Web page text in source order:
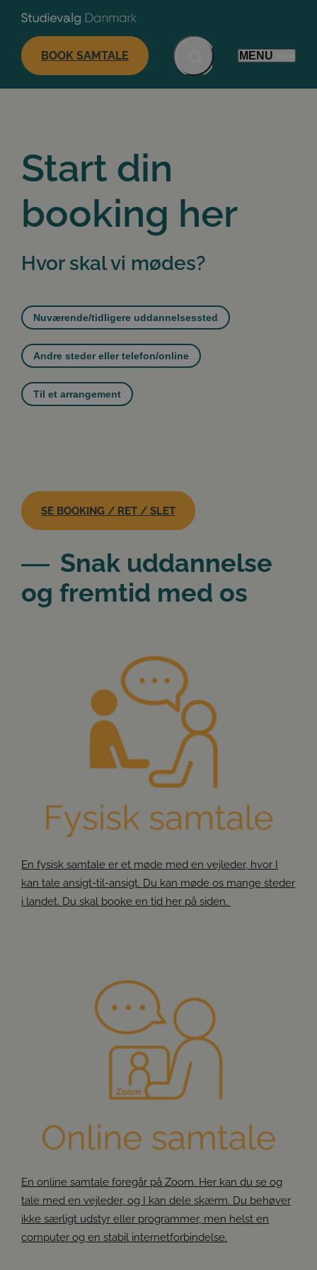
BOOK SAMTALE MENU
Start din
booking her
Hvor skal vi mødes?
Nuværende/tidligere uddannelsessted
Andre steder eller telefon/online
Til et arrangement
SE BOOKING / RET / SLET
Snak uddannelse
og fremtid med os
En fysisk samtale er et møde med en vejleder, hvor I
kan tale ansigt-til-ansigt. Du kan møde os mange steder
i landet. Du skal booke en tid her på siden.
En online samtale foregår på Zoom. Her kan du se og
tale med en vejleder, og I kan dele skærm. Du behøver
ikke særligt udstyr eller programmer, men helst en
computer og en stabil internetforbindelse.